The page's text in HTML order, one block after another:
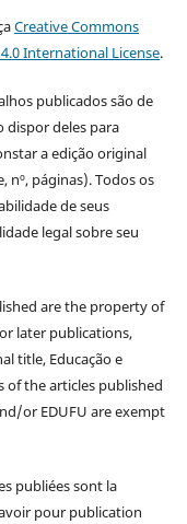
Creative Commons
International License.
publicados são de
dispor deles para
a edição original
nº, páginas). Todos os
de seus
legal sobre seu
are the property of
later publications,
title, Educação e
of the articles published
or EDUFU are exempt
publiées sont la
pour publication